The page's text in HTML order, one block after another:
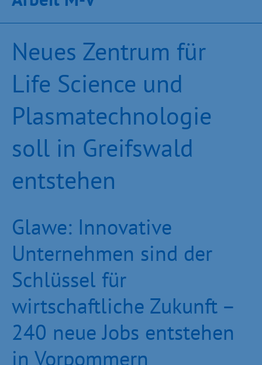
Neues Zentrum für
Life Science und
Plasmatechnologie
soll in Greifswald
entstehen
Glawe: Innovative
Unternehmen sind der
Schlüssel für
wirtschaftliche Zukunft –
240 neue Jobs entstehen
in Vorpommern